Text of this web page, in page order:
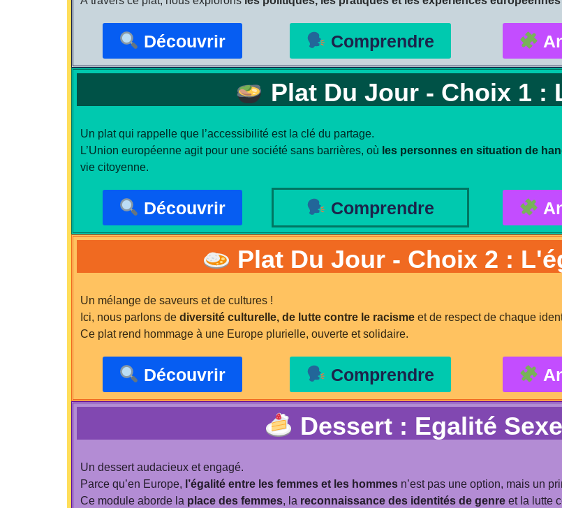
Découvrir Comprendre
Plat Du Jour - Choix 1 :
Un plat qui rappelle que l’accessibilité est la clé du partage.
L’Union européenne agit pour une société sans barrières, où les personnes en situation de
vie citoyenne.
Découvrir Comprendre
Plat Du Jour - Choix 2 :
Un mélange de saveurs et de cultures !
Ici, nous parlons de diversité culturelle, de lutte contre le racisme et de respect de chaque
Ce plat rend hommage à une Europe plurielle, ouverte et solidaire.
Découvrir Comprendre
Dessert : Egalité
Un dessert audacieux et engagé.
Parce qu’en Europe, l’égalité entre les femmes et les hommes n’est pas une option, mais un
Ce module aborde la place des femmes, la reconnaissance des identités de genre et la lutte